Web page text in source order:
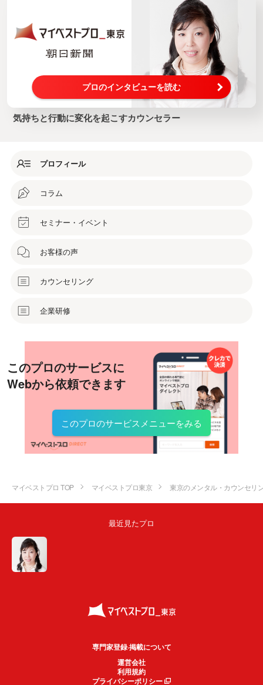
・2009年03月03日号 週間女性にてTOYOTA×kirajo
MEGA Web バレンタインイベ
ント の模様が掲載
・2009年02月 FM横浜 ドライバーズミーティングに
てインタビューが放送
プロのインタビューを読む
気持ちと行動に変化を起こすカウンセラー
プロフィール
コラム
セミナー・イベント
お客様の声
カウンセリング
企業研修
このプロのサービスに
Webから依頼できます
このプロのサービスメニューをみる
マイベストプロ TOP マイベストプロ東京 東京のメンタル・カウンセリ
最近見たプロ
専門家登録·掲載について
運営会社
利用規約
プライバシーポリシー